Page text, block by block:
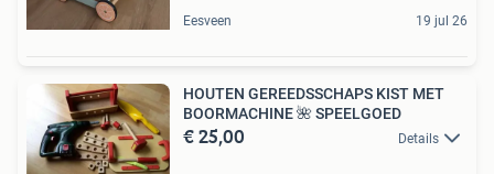
Eesveen 19 jul 26
HOUTEN GEREEDSSCHAPS KIST MET
BOORMACHINE 🌺 SPEELGOED
€ 25,00 Details